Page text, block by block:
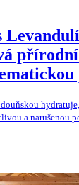
Levandulí
přírodní
a narušenou